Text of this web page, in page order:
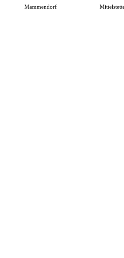
Mammendorf